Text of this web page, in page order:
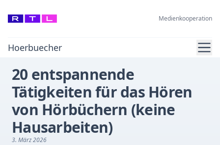
Medienkooperation
Hoerbuecher
20 entspannende
Tätigkeiten für das Hören
von Hörbüchern (keine
Hausarbeiten)
3. März 2026